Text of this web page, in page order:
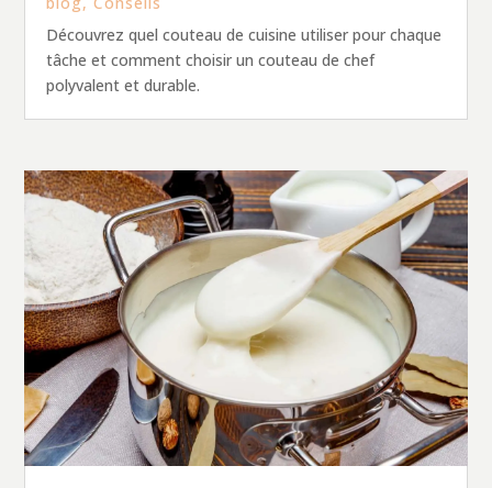
Découvrez quel couteau de cuisine utiliser pour chaque
tâche et comment choisir un couteau de chef
polyvalent et durable.